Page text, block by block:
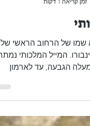
זמן קריאה 1 דקות
שמו של הרחוב הראשי של
המייל המלכותי
הגבעה, עד לארמון